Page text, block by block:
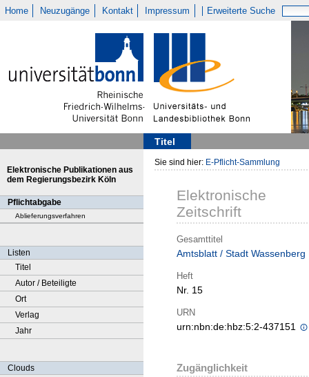
Home Neuzugänge Kontakt Impressum Erweiterte Suche
Titel
Elektronische Publikationen aus
dem Regierungsbezirk Köln
Pflichtabgabe
Ablieferungsverfahren
Listen
Titel
Autor / Beteiligte
Ort
Verlag
Jahr
Clouds
Sie sind hier: E-Pflicht-Sammlung
Elektronische
Zeitschrift
Gesamttitel
Amtsblatt / Stadt Wassenberg
Heft
Nr. 15
URN
urn:nbn:de:hbz:5:2-437151
Zugänglichkeit